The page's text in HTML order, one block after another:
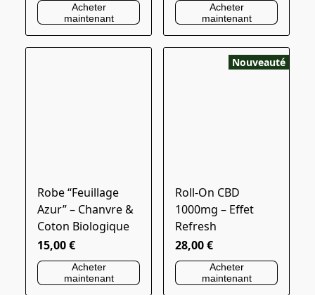
Acheter
maintenant
Acheter
maintenant
Robe “Feuillage
Azur” – Chanvre &
Coton Biologique
15,00 €
Acheter
maintenant
Nouveauté
Roll-On CBD
1000mg – Effet
Refresh
28,00 €
Acheter
maintenant